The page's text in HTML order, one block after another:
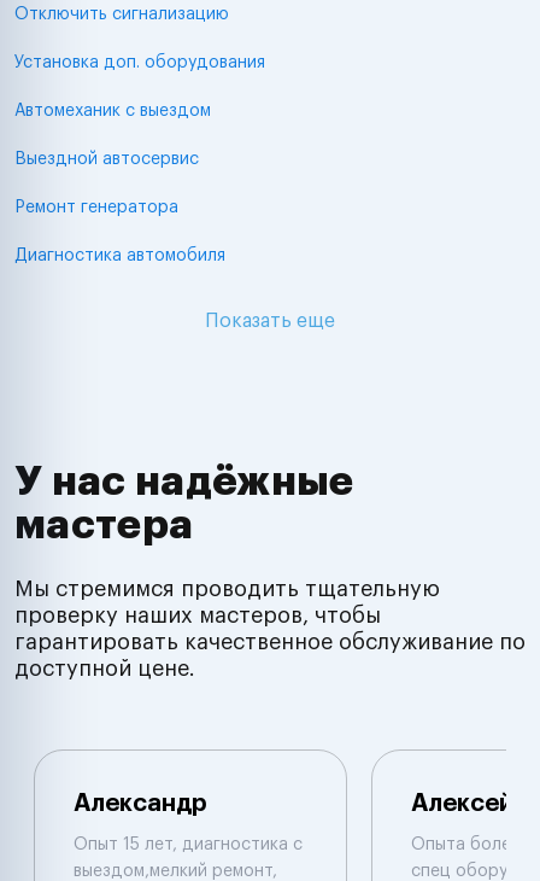
Отключить сигнализацию
Установка доп. оборудования
Автомеханик с выездом
Выездной автосервис
Ремонт генератора
Диагностика автомобиля
Показать еще
У нас надёжные
мастера
Мы стремимся проводить тщательную
проверку наших мастеров, чтобы
гарантировать качественное обслуживание по
доступной цене.
Александр
Опыт 15 лет, диагностика с
выездом,мелкий ремонт,
Алексей
Опыта более
спец